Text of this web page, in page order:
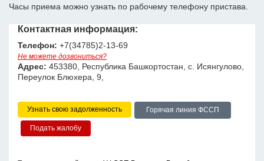
Часы приема можно узнать по рабочему телефону пристава.
Контактная информация:
Телефон: +7(34785)2-13-69
Не можете дозвониться?
Адрес: 453380, Республика Башкортостан, с. Исянгулово,
Переулок Блюхера, 9,
Узнать свою задолженность Горячая линия ФССП